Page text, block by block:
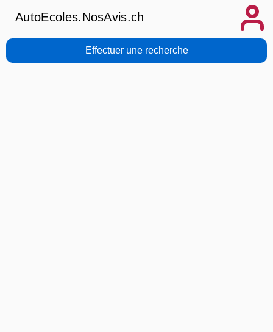
AutoEcoles.NosAvis.ch
Effectuer une recherche